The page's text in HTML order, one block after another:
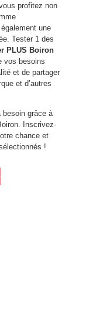
profitez non
une
Tester 1 des
PLUS Boiron
vos besoins
et de partager
et d’autres
grâce à
Inscrivez-
chance et
!